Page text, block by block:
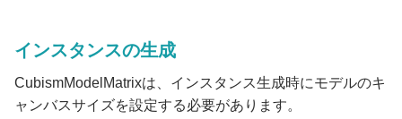
インスタンスの生成
CubismModelMatrixは、インスタンス生成時にモデルのキ
ャンバスサイズを設定する必要があります。